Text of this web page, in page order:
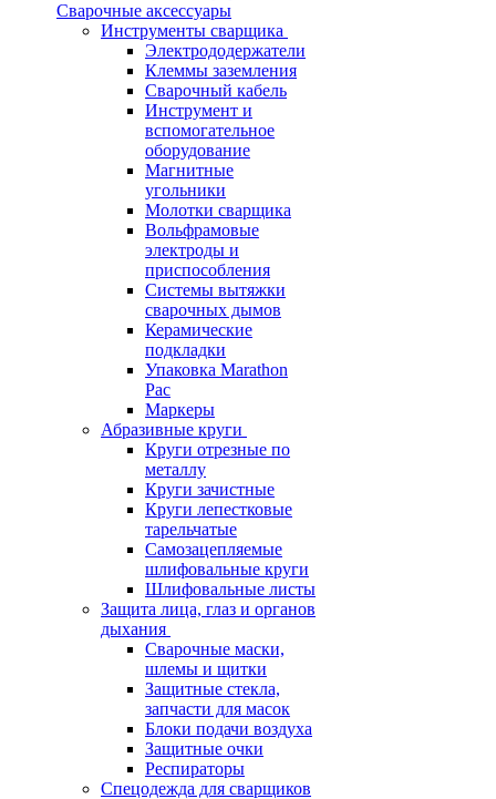
Сварочные аксессуары
Инструменты сварщика
Электрододержатели
Клеммы заземления
Сварочный кабель
Инструмент и
вспомогательное
оборудование
Магнитные
угольники
Молотки сварщика
Вольфрамовые
электроды и
приспособления
Системы вытяжки
сварочных дымов
Керамические
подкладки
Упаковка Marathon
Pac
Маркеры
Абразивные круги
Круги отрезные по
металлу
Круги зачистные
Круги лепестковые
тарельчатые
Самозацепляемые
шлифовальные круги
Шлифовальные листы
Защита лица, глаз и органов
дыхания
Сварочные маски,
шлемы и щитки
Защитные стекла,
запчасти для масок
Блоки подачи воздуха
Защитные очки
Респираторы
Спецодежда для сварщиков